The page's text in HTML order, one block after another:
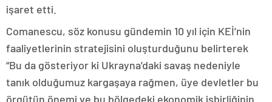
işaret etti.
Comanescu, söz konusu gündemin 10 yıl için KEİ’nin
faaliyetlerinin stratejisini oluşturduğunu belirterek
“Bu da gösteriyor ki Ukrayna’daki savaş nedeniyle
tanık olduğumuz kargaşaya rağmen, üye devletler bu
örgütün önemi ve bu bölgedeki ekonomik işbirliğinin